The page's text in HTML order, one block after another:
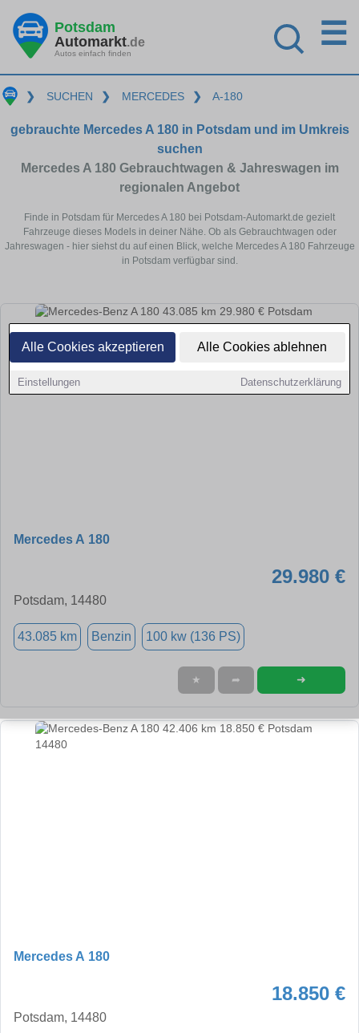
Alle Cookies akzeptieren Alle Cookies ablehnen
Einstellungen Datenschutzerklärung
Potsdam
Automarkt.de
Autos einfach finden
☰
❯ SUCHEN ❯ MERCEDES ❯ A-180
gebrauchte Mercedes A 180 in Potsdam und im Umkreis
suchen
Mercedes A 180 Gebrauchtwagen & Jahreswagen im
regionalen Angebot
Finde in Potsdam für Mercedes A 180 bei Potsdam-Automarkt.de gezielt
Fahrzeuge dieses Models in deiner Nähe. Ob als Gebrauchtwagen oder
Jahreswagen - hier siehst du auf einen Blick, welche Mercedes A 180 Fahrzeuge
in Potsdam verfügbar sind.
Mercedes A 180
29.980 €
Potsdam, 14480
43.085 km Benzin 100 kw (136 PS)
★ ➦ ➜
Mercedes A 180
18.850 €
Potsdam, 14480